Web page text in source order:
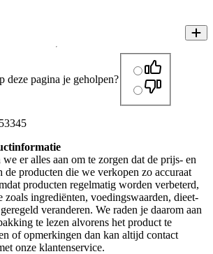
deze pagina je geholpen?
er alles aan om te zorgen dat de prijs- en
producten die we verkopen zo accuraat
producten regelmatig worden verbeterd,
ingrediënten, voedingswaarden, dieet-
veranderen. We raden je daarom aan
te lezen alvorens het product te
of opmerkingen dan kan altijd contact
onze klantenservice.